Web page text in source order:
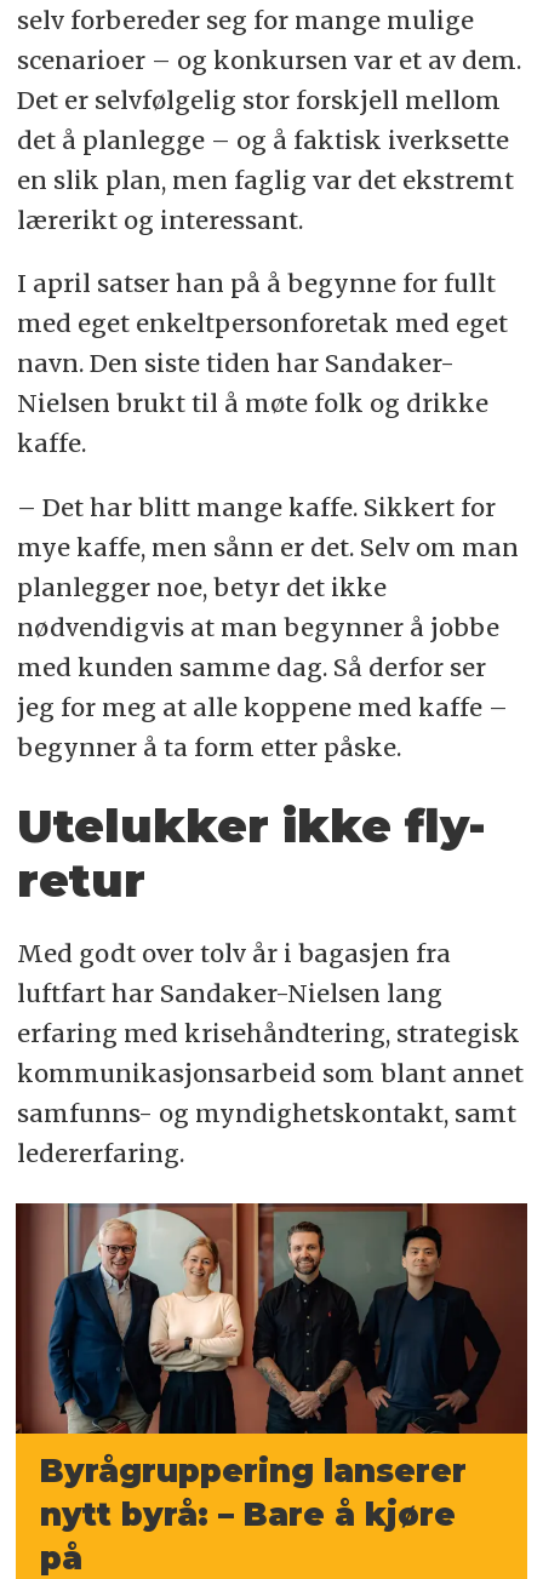
selv forbereder seg for mange mulige
scenarioer – og konkursen var et av dem.
Det er selvfølgelig stor forskjell mellom
det å planlegge – og å faktisk iverksette
en slik plan, men faglig var det ekstremt
lærerikt og interessant.
I april satser han på å begynne for fullt
med eget enkeltpersonforetak med eget
navn. Den siste tiden har Sandaker-
Nielsen brukt til å møte folk og drikke
kaffe.
– Det har blitt mange kaffe. Sikkert for
mye kaffe, men sånn er det. Selv om man
planlegger noe, betyr det ikke
nødvendigvis at man begynner å jobbe
med kunden samme dag. Så derfor ser
jeg for meg at alle koppene med kaffe –
begynner å ta form etter påske.
Utelukker ikke fly-
retur
Med godt over tolv år i bagasjen fra
luftfart har Sandaker-Nielsen lang
erfaring med krisehåndtering, strategisk
kommunikasjonsarbeid som blant annet
samfunns- og myndighetskontakt, samt
ledererfaring.
Byrågruppering lanserer
nytt byrå: – Bare å kjøre
på